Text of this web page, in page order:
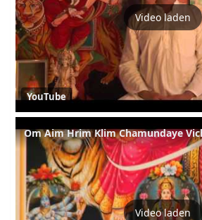
Video laden
YouTube
Video laden